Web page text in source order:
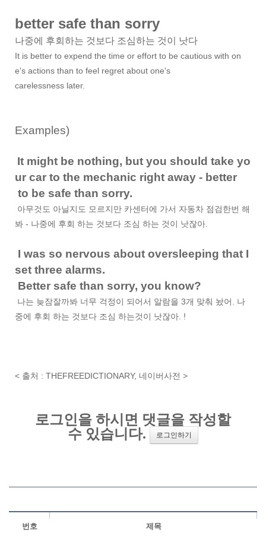
better safe than sorry
나중에 후회하는 것보다 조심하는 것이 낫다
It is better to expend the time or effort to be cautious with on
e's actions than to feel regret about one's
carelessness later.
Examples)
It might be nothing, but you should take yo
ur car to the mechanic right away - better
to be safe than sorry.
아무것도 아닐지도 모르지만 카센터에 가서 자동차 점검한번 해
봐 - 나중에 후회 하는 것보다 조심 하는 것이 낫잖아.
I was so nervous about oversleeping that I
set three alarms.
Better safe than sorry, you know?
나는 늦잠잘까봐 너무 걱정이 되어서 알람을 3개 맞춰 놨어. 나
중에 후회 하는 것보다 조심 하는것이 낫잖아. !
< 출처 : THEFREEDICTIONARY, 네이버사전 >